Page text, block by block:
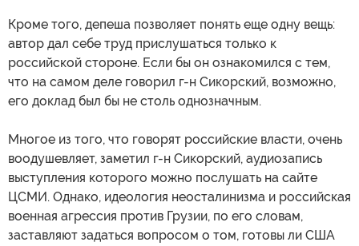
Кроме того, депеша позволяет понять еще одну вещь:
автор дал себе труд прислушаться только к
российской стороне. Если бы он ознакомился с тем,
что на самом деле говорил г-н Сикорский, возможно,
его доклад был бы не столь однозначным.
Многое из того, что говорят российские власти, очень
воодушевляет, заметил г-н Сикорский, аудиозапись
выступления которого можно послушать на сайте
ЦСМИ. Однако, идеология неосталинизма и российская
военная агрессия против Грузии, по его словам,
заставляют задаться вопросом о том, готовы ли США